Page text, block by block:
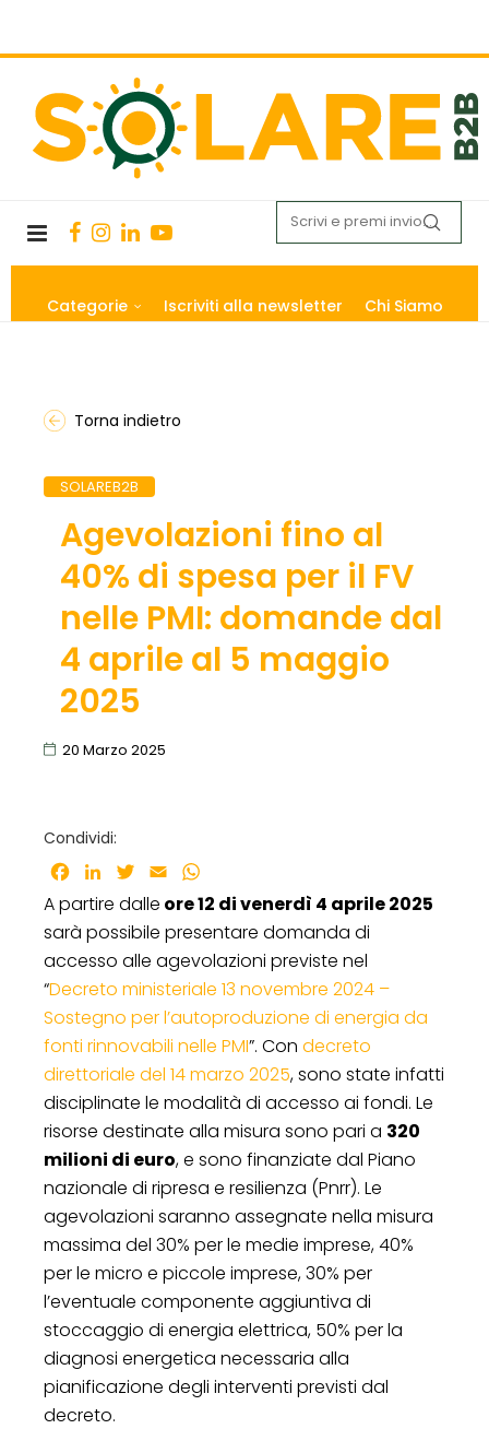
Categorie Iscriviti alla newsletter Chi Siamo
Torna indietro
SOLAREB2B
Agevolazioni fino al
40% di spesa per il FV
nelle PMI: domande dal
4 aprile al 5 maggio
2025
20 Marzo 2025
Condividi:
Facebook
LinkedInTwitter
Email
A partire dalle ore 12 di venerdì 4 aprile 2025
sarà possibile presentare domanda di
accesso alle agevolazioni previste nel
“Decreto ministeriale 13 novembre 2024 –
Sostegno per l’autoproduzione di energia da
fonti rinnovabili nelle PMI”. Con decreto
direttoriale del 14 marzo 2025, sono state infatti
disciplinate le modalità di accesso ai fondi. Le
risorse destinate alla misura sono pari a 320
milioni di euro, e sono finanziate dal Piano
nazionale di ripresa e resilienza (Pnrr). Le
agevolazioni saranno assegnate nella misura
massima del 30% per le medie imprese, 40%
per le micro e piccole imprese, 30% per
l’eventuale componente aggiuntiva di
stoccaggio di energia elettrica, 50% per la
diagnosi energetica necessaria alla
pianificazione degli interventi previsti dal
decreto.